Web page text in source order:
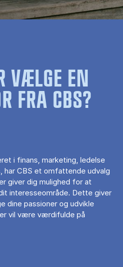
VÆLGE EN
FRA CBS?
i finans, marketing, ledelse
har CBS et omfattende udvalg
giver dig mulighed for at
interesseområde. Dette giver
dine passioner og udvikle
vil være værdifulde på